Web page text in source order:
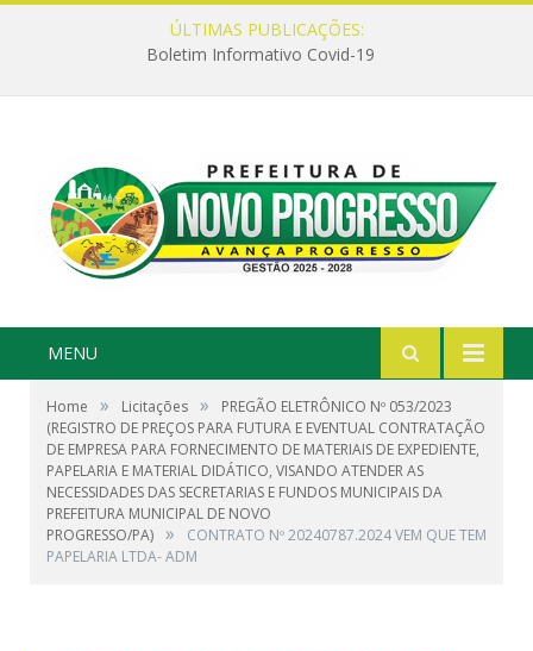
ÚLTIMAS PUBLICAÇÕES:
Boletim Informativo Covid-19
MENU
Home » Licitações »
PREGÃO ELETRÔNICO Nº 053/2023
(REGISTRO DE PREÇOS PARA FUTURA E EVENTUAL CONTRATAÇÃO
DE EMPRESA PARA FORNECIMENTO DE MATERIAIS DE EXPEDIENTE,
PAPELARIA E MATERIAL DIDÁTICO, VISANDO ATENDER AS
NECESSIDADES DAS SECRETARIAS E FUNDOS MUNICIPAIS DA
PREFEITURA MUNICIPAL DE NOVO
PROGRESSO/PA) »
CONTRATO Nº 20240787.2024 VEM QUE TEM
PAPELARIA LTDA- ADM